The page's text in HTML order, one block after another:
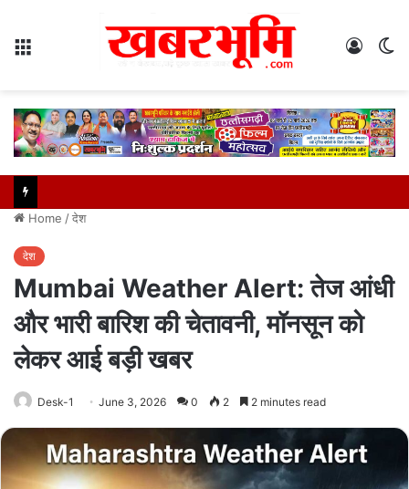
Log
Home /देश
देश
Mumbai Weather Alert: तेज आंधी
और भारी बारिश की चेतावनी, मॉनसून को
लेकर आई बड़ी खबर
Desk-1 June 3, 2026 0 2 2 minutes read